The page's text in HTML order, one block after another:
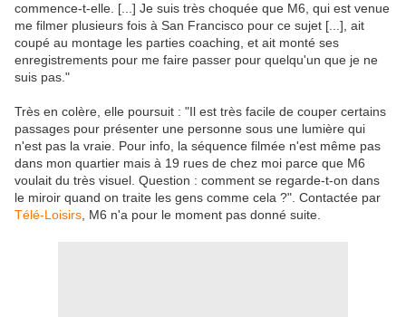
commence-t-elle. [...] Je suis très choquée que M6, qui est venue
me filmer plusieurs fois à San Francisco pour ce sujet [...], ait
coupé au montage les parties coaching, et ait monté ses
enregistrements pour me faire passer pour quelqu'un que je ne
suis pas."
Très en colère, elle poursuit : "Il est très facile de couper certains
passages pour présenter une personne sous une lumière qui
n'est pas la vraie. Pour info, la séquence filmée n'est même pas
dans mon quartier mais à 19 rues de chez moi parce que M6
voulait du très visuel. Question : comment se regarde-t-on dans
le miroir quand on traite les gens comme cela ?". Contactée par
Télé-Loisirs , M6 n'a pour le moment pas donné suite.